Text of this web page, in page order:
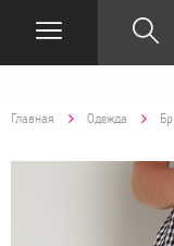
Главная Одежда